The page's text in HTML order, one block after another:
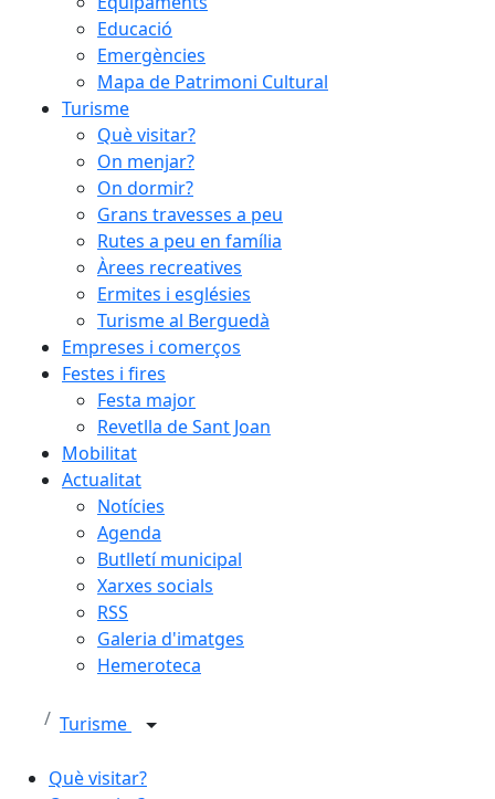
Educació
Emergències
Mapa de Patrimoni Cultural
Turisme
Què visitar?
On menjar?
On dormir?
Grans travesses a peu
Rutes a peu en família
Àrees recreatives
Ermites i esglésies
Turisme al Berguedà
Empreses i comerços
Festes i fires
Festa major
Revetlla de Sant Joan
Mobilitat
Actualitat
Notícies
Agenda
Butlletí municipal
Xarxes socials
RSS
Galeria d'imatges
Hemeroteca
Turisme
Què visitar?